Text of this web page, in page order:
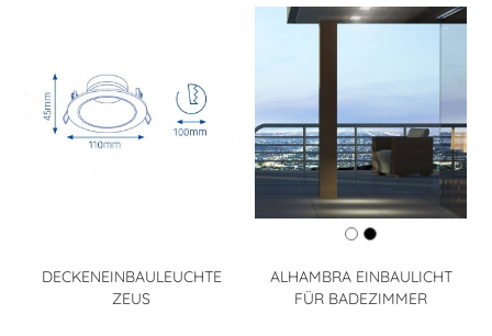
DECKENEINBAULEUCHTE
ZEUS
ALHAMBRA EINBAULICHT
FÜR BADEZIMMER